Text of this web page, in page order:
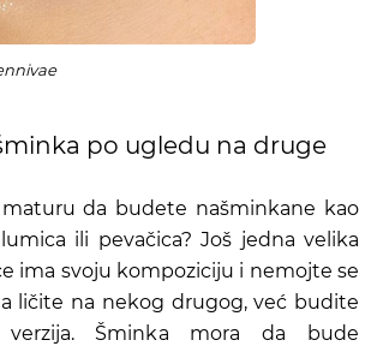
po ugledu na druge
da budete našminkane kao
ili pevačica? Još jedna velika
ima svoju kompoziciju i nemojte se
ličite na nekog drugog, već budite
verzija. Šminka mora da bude